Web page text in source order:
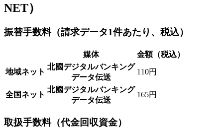
NET）
振替手数料（請求データ1件あたり、税込）
媒体 金額（税込）
地域ネット
北國デジタルバンキング
データ伝送
110円
全国ネット
北國デジタルバンキング
データ伝送
165円
取扱手数料（代金回収資金）